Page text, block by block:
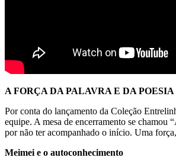
A FORÇA DA PALAVRA E DA POESIA
Por conta do lançamento da Coleção
equipe. A mesa de encerramento se chamou
por não ter acompanhado o início. Uma
Meimei e o autoconhecimento